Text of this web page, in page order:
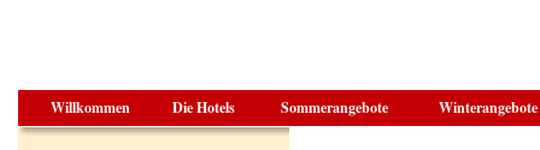
Willkommen Die Hotels Sommerangebote Winterangebote